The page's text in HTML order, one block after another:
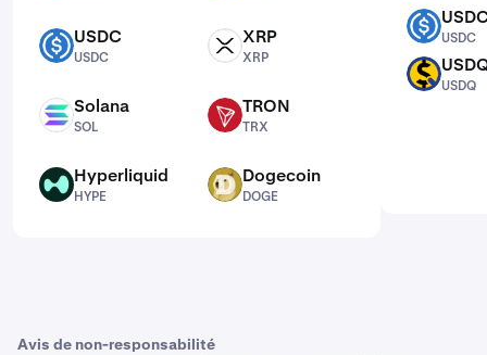
USDC USDC
USDC
XRP XRP
XRP
SOL Solana
SOL
TRX TRON
TRX
HYPE Hyperliquid
HYPE
DOGE Dogecoin
DOGE
USDC
USDC
USDQ
USDQ
Avis de non-responsabilité